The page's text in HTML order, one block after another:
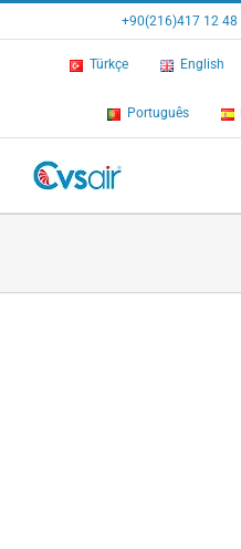
+90(216)417 12 48
Türkçe English
Português